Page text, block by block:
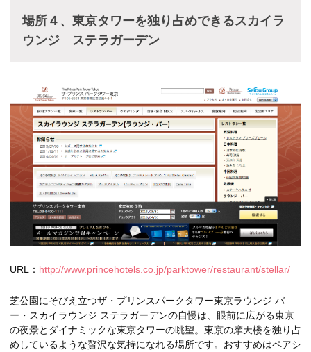
場所４、東京タワーを独り占めできるスカイラ
ウンジ ステラガーデン
URL： http://www.princehotels.co.jp/parktower/restaurant/stellar/
芝公園にそびえ立つザ・プリンスパークタワー東京ラウンジ バ
ー・スカイラウンジ ステラガーデンの自慢は、眼前に広がる東京
の夜景とダイナミックな東京タワーの眺望。東京の摩天楼を独り占
めしているような贅沢な気持になれる場所です。おすすめはペアシ